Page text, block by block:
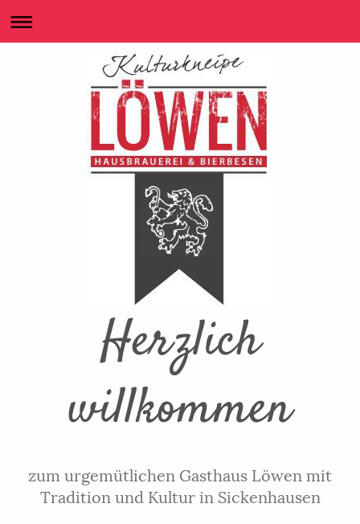
Herzlich
willkommen
zum urgemütlichen Gasthaus Löwen mit
Tradition und Kultur in Sickenhausen